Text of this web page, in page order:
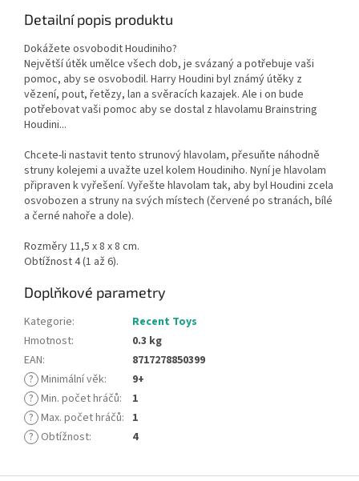
Detailní popis produktu
Dokážete osvobodit Houdiniho?
Největší útěk umělce všech dob, je svázaný a potřebuje vaši
pomoc, aby se osvobodil. Harry Houdini byl známý útěky z
vězení, pout, řetězy, lan a svěracích kazajek. Ale i on bude
potřebovat vaši pomoc aby se dostal z hlavolamu Brainstring
Houdini...
Chcete-li nastavit tento strunový hlavolam, přesuňte náhodně
struny kolejemi a uvažte uzel kolem Houdiniho. Nyní je hlavolam
připraven k vyřešení. Vyřešte hlavolam tak, aby byl Houdini zcela
osvobozen a struny na svých místech (červené po stranách, bílé
a černé nahoře a dole).
Rozměry 11,5 x 8 x 8 cm.
Obtížnost 4 (1 až 6).
Doplňkové parametry
Kategorie:
Recent Toys
Hmotnost:
0.3 kg
EAN:
8717278850399
? Minimální věk:
9+
? Min. počet hráčů:
1
? Max. počet hráčů: 1
? Obtížnost: 4